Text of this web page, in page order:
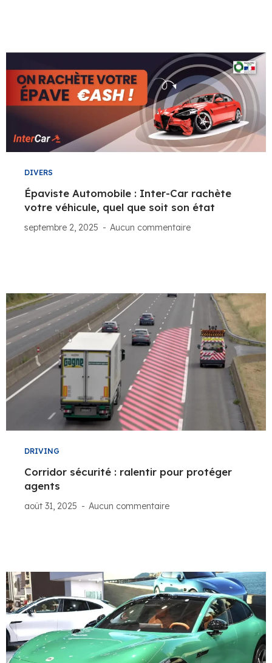
DIVERS
Épaviste Automobile : Inter-Car rachète
votre véhicule, quel que soit son état
septembre 2, 2025 Aucun commentaire
DRIVING
Corridor sécurité : ralentir pour protéger
agents
août 31, 2025 Aucun commentaire